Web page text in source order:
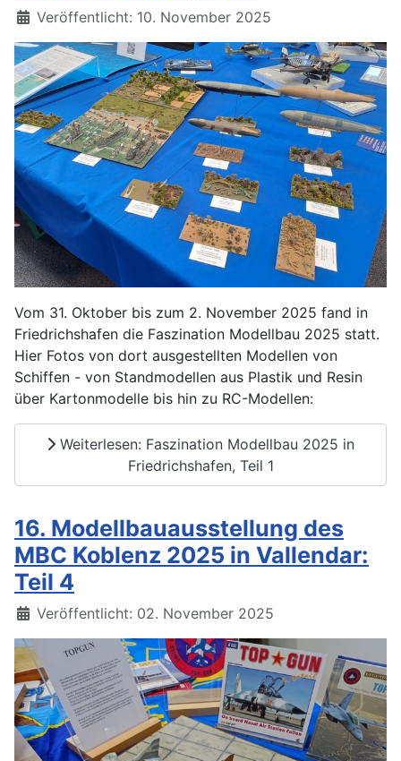
Details
Veröffentlicht: 10. November 2025
Vom 31. Oktober bis zum 2. November 2025 fand in
Friedrichshafen die Faszination Modellbau 2025 statt.
Hier Fotos von dort ausgestellten Modellen von
Schiffen - von Standmodellen aus Plastik und Resin
über Kartonmodelle bis hin zu RC-Modellen:
Weiterlesen: Faszination Modellbau 2025 in
Friedrichshafen, Teil 1
16. Modellbauausstellung des
MBC Koblenz 2025 in Vallendar:
Teil 4
Details
Veröffentlicht: 02. November 2025